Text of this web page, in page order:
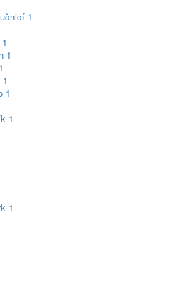
1
1
1
1
1
1
1
1